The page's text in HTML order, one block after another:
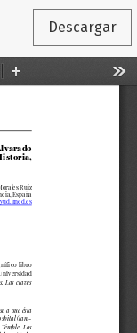
Descargar